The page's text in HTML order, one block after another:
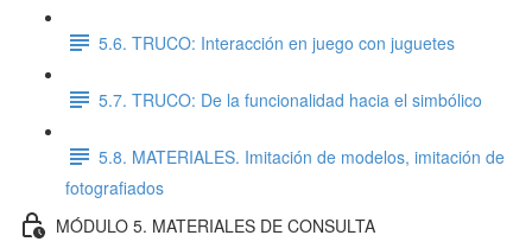
5.6. TRUCO: Interacción en juego con juguetes
5.7. TRUCO: De la funcionalidad hacia el simbólico
5.8. MATERIALES. Imitación de modelos, imitación de
fotografiados
MÓDULO 5. MATERIALES DE CONSULTA